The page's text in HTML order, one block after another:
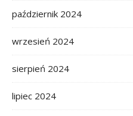
październik 2024
wrzesień 2024
sierpień 2024
lipiec 2024